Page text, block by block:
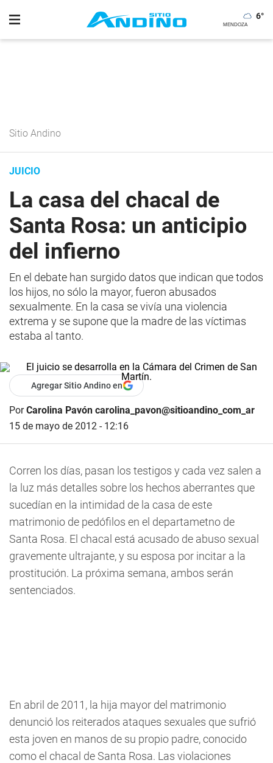
6°
Sitio Andino
JUICIO
La casa del chacal de
Santa Rosa: un anticipio
del infierno
En el debate han surgido datos que indican que todos
los hijos, no sólo la mayor, fueron abusados
sexualmente. En la casa se vivía una violencia
extrema y se supone que la madre de las víctimas
estaba al tanto.
Agregar Sitio Andino en
PorCarolina Pavón carolina_pavon@sitioandino_com_ar
15 de mayo de 2012 - 12:16
Corren los días, pasan los testigos y cada vez salen a
la luz más detalles sobre los hechos aberrantes que
sucedían en la intimidad de la casa de este
matrimonio de pedófilos en el departametno de
Santa Rosa. El chacal está acusado de abuso sexual
gravemente ultrajante, y su esposa por incitar a la
prostitución. La próxima semana, ambos serán
sentenciados.
En abril de 2011, la hija mayor del matrimonio
denunció los reiterados ataques sexuales que sufrió
esta joven en manos de su propio padre, conocido
como el chacal de Santa Rosa. Las violaciones